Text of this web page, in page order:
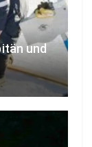
und